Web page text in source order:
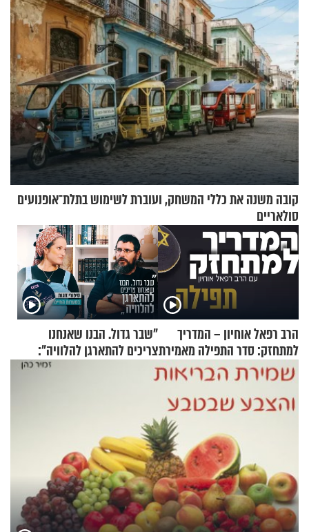
קובה משנה את כללי המשחק, ועוברת לשימוש בתלת־אופנועים
סולאריים
הרב רפאל אוחיון – המדריך
למתחזק: סדר התפילה מאמירת
הקורבנות ועד קריאת שמע
"שבר גדול. הבנו שאנחנו
צריכים להתארגן להלוויה":
זוגיות במבחן, הפעם עם מרים
וגד דנינו